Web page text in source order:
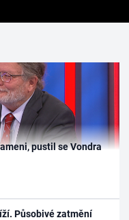
pustil se Vondra
Působivé zatmění